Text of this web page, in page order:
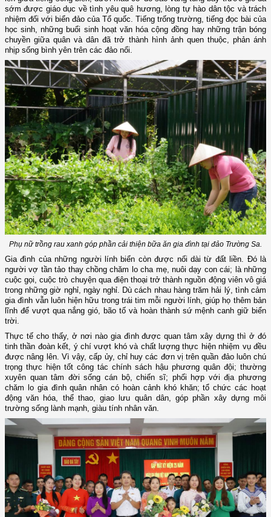
sớm được giáo dục về tình yêu quê hương, lòng tự hào dân tộc và trách
nhiệm đối với biển đảo của Tổ quốc. Tiếng trống trường, tiếng đọc bài của
học sinh, những buổi sinh hoạt văn hóa cộng đồng hay những trận bóng
chuyền giữa quân và dân đã trở thành hình ảnh quen thuộc, phản ánh
nhịp sống bình yên trên các đảo nổi.
Phụ nữ trồng rau xanh góp phần cải thiện bữa ăn gia đình tại đảo Trường Sa.
Gia đình của những người lính biển còn được nối dài từ đất liền. Đó là
người vợ tần tảo thay chồng chăm lo cha mẹ, nuôi dạy con cái; là những
cuộc gọi, cuộc trò chuyện qua điện thoại trở thành nguồn động viên vô giá
trong những giờ nghỉ, ngày nghỉ. Dù cách nhau hàng trăm hải lý, tình cảm
gia đình vẫn luôn hiện hữu trong trái tim mỗi người lính, giúp họ thêm bản
lĩnh để vượt qua nắng gió, bão tố và hoàn thành sứ mệnh canh giữ biển
trời.
Thực tế cho thấy, ở nơi nào gia đình được quan tâm xây dựng thì ở đó
tinh thần đoàn kết, ý chí vượt khó và chất lượng thực hiện nhiệm vụ đều
được nâng lên. Vì vậy, cấp ủy, chỉ huy các đơn vị trên quần đảo luôn chú
trọng thực hiện tốt công tác chính sách hậu phương quân đội; thường
xuyên quan tâm đời sống cán bộ, chiến sĩ; phối hợp với địa phương
chăm lo gia đình quân nhân có hoàn cảnh khó khăn; tổ chức các hoạt
động văn hóa, thể thao, giao lưu quân dân, góp phần xây dựng môi
trường sống lành mạnh, giàu tính nhân văn.